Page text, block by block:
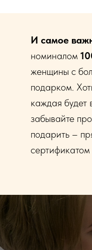
И самое
номиналом
женщины с
подарком.
каждая будет
забывайте
подарить –
сертификатом